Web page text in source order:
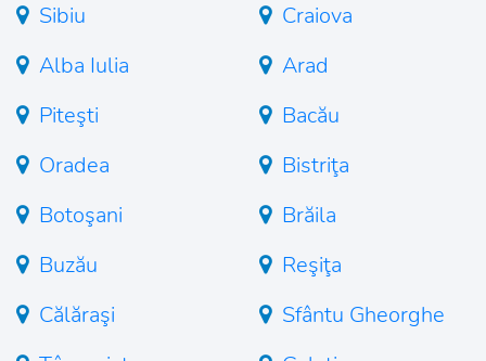
Sibiu
Craiova
Alba Iulia
Arad
Piteşti
Bacău
Oradea
Bistriţa
Botoşani
Brăila
Buzău
Reşiţa
Călăraşi
Sfântu Gheorghe